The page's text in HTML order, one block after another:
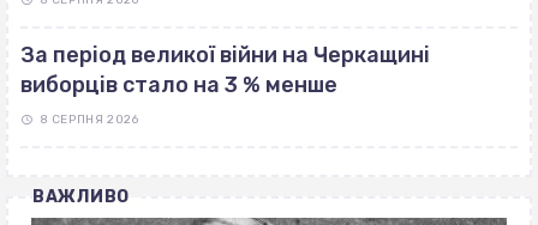
За період великої війни на Черкащині
виборців стало на 3 % менше
8 СЕРПНЯ 2026
ВАЖЛИВО